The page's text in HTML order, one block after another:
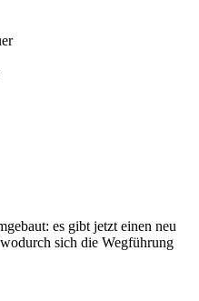
es gibt jetzt einen neu
sich die Wegführung